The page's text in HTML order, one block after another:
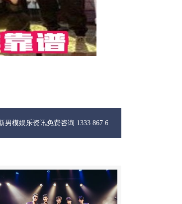
免费咨询 1333 867 6881微信同步